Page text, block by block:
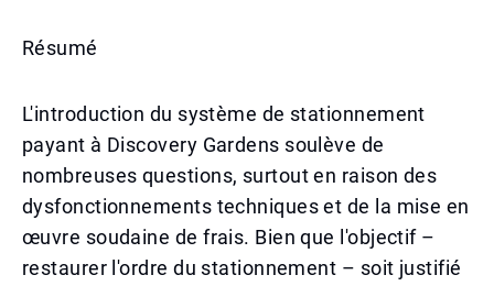
Résumé
L'introduction du système de stationnement
payant à Discovery Gardens soulève de
nombreuses questions, surtout en raison des
dysfonctionnements techniques et de la mise en
œuvre soudaine de frais. Bien que l'objectif –
restaurer l'ordre du stationnement – soit justifié